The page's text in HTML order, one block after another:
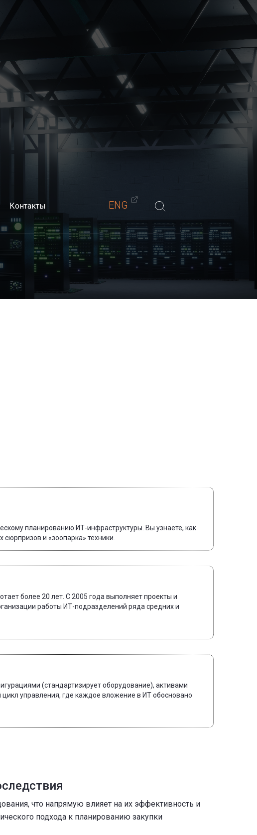
скрам-мастеров)
Контакты
Контакты ENG
планированию ИТ-инфраструктуры. Вы узнаете, как
и «зоопарка» техники.
более 20 лет. С 2005 года выполняет проекты и
работы ИТ-подразделений ряда средних и
(стандартизирует оборудование), активами
управления, где каждое вложение в ИТ обосновано
что напрямую влияет на их эффективность и
подхода к планированию закупки